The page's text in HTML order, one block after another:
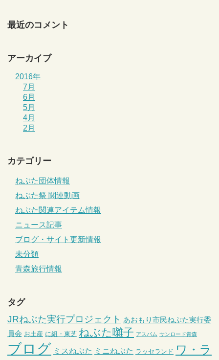
最近のコメント
アーカイブ
2016年
7月
6月
5月
4月
2月
カテゴリー
ねぶた団体情報
ねぶた祭 関連動画
ねぶた関連アイテム情報
ニュース記事
ブログ・サイト更新情報
未分類
青森旅行情報
タグ
JRねぶた実行プロジェクト あおもり市民ねぶた実行委
員会 お土産 に組・東芝 ねぶた囃子 アスパム サンロード青森
ブログ ミスねぶた ミニねぶた ラッセランド ワ・ラ